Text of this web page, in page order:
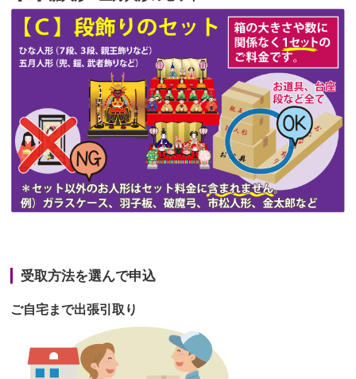
第48回人形供養祭令和3年12月3日(金)
第47回人形供養祭 令和3年10月11日(月)
第46回人形供養祭 令和3年9月13日(月)
第45回人形供養祭令和3年7月12日(月)
第44回人形供養祭令和3年6月3日(木)
第43回人形供養祭令和3年4月23日(金)
第39回人形供養祭令和2年10月22日(木)
第38回人形供養祭 令和2年8月26日(水)
受取方法を選んで申込
ご自宅まで出張引取り